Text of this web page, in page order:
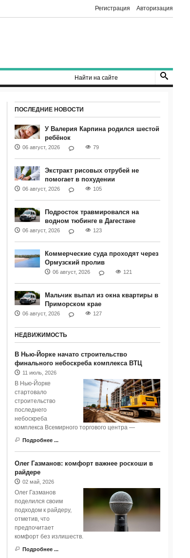
Регистрация Авторизация
ПОСЛЕДНИЕ НОВОСТИ
У Валерия Карпина родился шестой
ребёнок
06 август, 2026 79
Экстракт рисовых отрубей не
помогает в похудении
06 август, 2026 105
Подросток травмировался на
водном тюбинге в Дагестане
06 август, 2026 123
Коммерческие суда проходят через
Ормузский пролив
06 август, 2026 121
Мальчик выпал из окна квартиры в
Приморском крае
06 август, 2026 127
НЕДВИЖИМОСТЬ
В Нью-Йорке начато строительство
финального небоскреба комплекса ВТЦ
11 июль, 2026
В Нью-Йорке
стартовало
строительство
последнего
небоскреба
комплекса Всемирного торгового центра —
Подробнее ...
Олег Газманов: комфорт важнее роскоши в
райдере
02 май, 2026
Олег Газманов
поделился своим
подходом к райдеру,
отметив, что
предпочитает
комфорт без излишеств.
Подробнее ...